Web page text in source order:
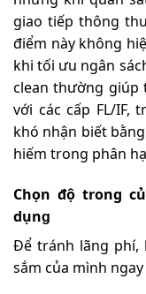
giao tiếp thông
điểm này không
khi tối ưu ngân
clean thường giúp
với các cấp FL/IF,
khó nhận biết
hiếm trong phân
Chọn độ trong
dụng
Để tránh lãng phí,
sắm của mình